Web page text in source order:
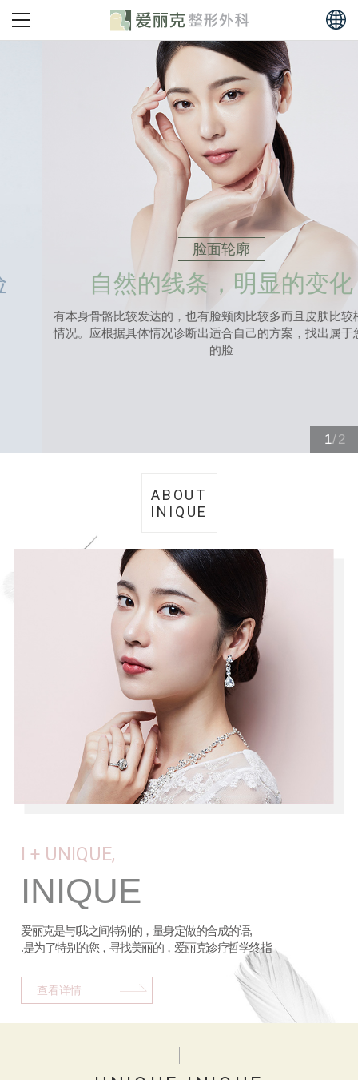
脸面轮廓
自然的线条，明显的变化
有本身骨骼比较发达的，也有脸颊肉比较多而且皮肤比较松弛的
情况。应根据具体情况诊断出适合自己的方案，找出属于您完美
1/2
ABOUT
INIQUE
I + UNIQUE,
INIQUE
爱丽克是与I我之间特别的，量身定做的合成的语,
.是为了特别的您，寻找美丽的，爱丽克诊疗哲学终指
查看详情